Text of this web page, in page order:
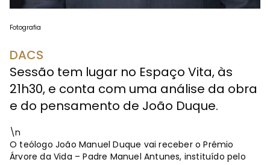
Fotografia
DACS
Sessão tem lugar no Espaço Vita, às
21h30, e conta com uma análise da obra
e do pensamento de João Duque.
\n
O teólogo João Manuel Duque vai receber o Prémio
Árvore da Vida – Padre Manuel Antunes, instituído pelo